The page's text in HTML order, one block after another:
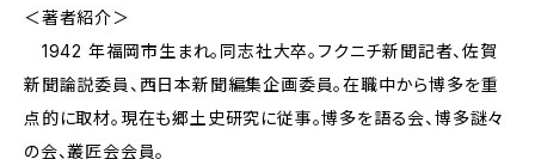
＜著者紹介＞
1942 年福岡市生まれ。同志社大卒。フクニチ新聞記者、佐賀
新聞論説委員、西日本新聞編集企画委員。在職中から博多を重
点的に取材。現在も郷土史研究に従事。博多を語る会、博多謎々
の会、叢匠会会員。